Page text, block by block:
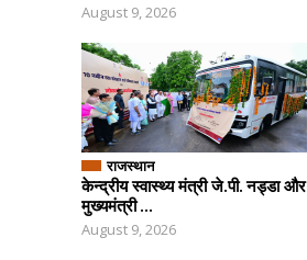
August 9, 2026
राजस्थान
केन्द्रीय स्वास्थ्य मंत्री जे.पी. नड्डा और
मुख्यमंत्री ...
August 9, 2026